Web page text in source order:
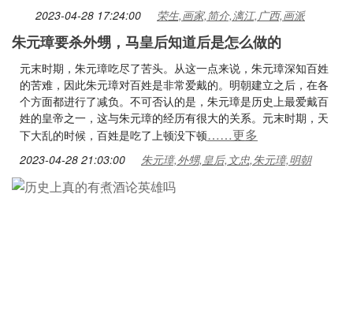
2023-04-28 17:24:00 荣生,画家,简介,漓江,广西,画派
朱元璋要杀外甥，马皇后知道后是怎么做的
元末时期，朱元璋吃尽了苦头。从这一点来说，朱元璋深知百姓
的苦难，因此朱元璋对百姓是非常爱戴的。明朝建立之后，在各
个方面都进行了减负。不可否认的是，朱元璋是历史上最爱戴百
姓的皇帝之一，这与朱元璋的经历有很大的关系。元末时期，天
下大乱的时候，百姓是吃了上顿没下顿……更多
2023-04-28 21:03:00 朱元璋,外甥,皇后,文忠,朱元璋,明朝